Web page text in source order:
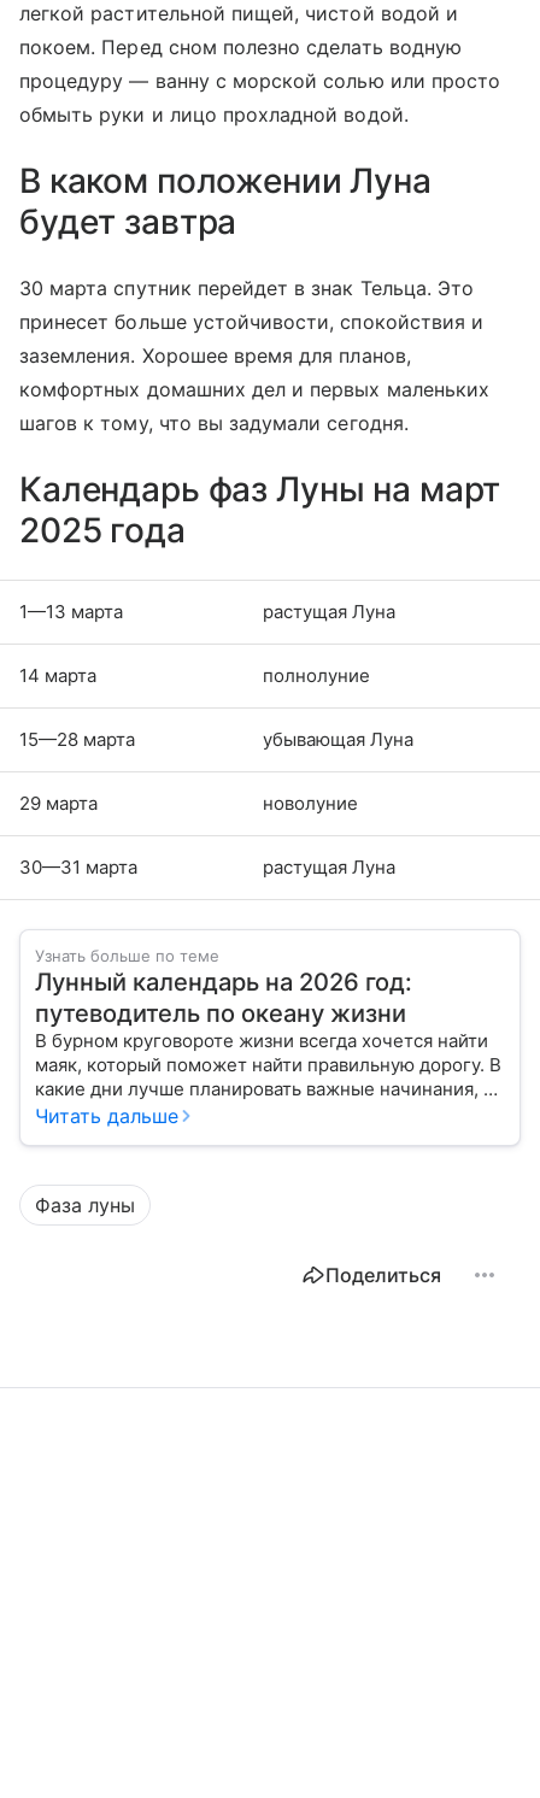
легкой растительной пищей, чистой водой и
покоем. Перед сном полезно сделать водную
процедуру — ванну с морской солью или просто
обмыть руки и лицо прохладной водой.
В каком положении Луна
будет завтра
30 марта спутник перейдет в знак Тельца. Это
принесет больше устойчивости, спокойствия и
заземления. Хорошее время для планов,
комфортных домашних дел и первых маленьких
шагов к тому, что вы задумали сегодня.
Календарь фаз Луны на март
2025 года
1—13 марта растущая Луна
14 марта полнолуние
15—28 марта убывающая Луна
29 марта новолуние
30—31 марта растущая Луна
Узнать больше по теме
Лунный календарь на 2026 год:
путеводитель по океану жизни
В бурном круговороте жизни всегда хочется найти
маяк, который поможет найти правильную дорогу. В
какие дни лучше планировать важные начинания, а
когда стоит уделить больше внимания
Читать дальше
Фаза луны
Поделиться